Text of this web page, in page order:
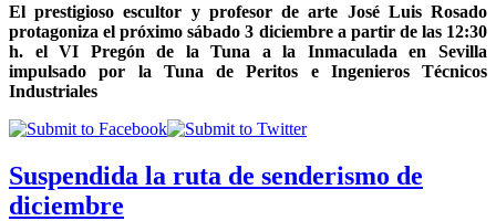
El prestigioso escultor y profesor de arte José Luis Rosado
protagoniza el próximo sábado 3 diciembre a partir de las 12:30
h. el VI Pregón de la Tuna a la Inmaculada en Sevilla
impulsado por la Tuna de Peritos e Ingenieros Técnicos
Industriales
Suspendida la ruta de senderismo de
diciembre